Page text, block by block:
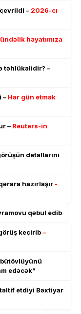
– 2026-cı
həyatımıza
təhlükəlidir? –
– Hər gün etmək
– Reuters-in
detallarını
hazırlaşır -
qəbul edib
keçirib–
bütövlüyünü
edəcək”
etdiyi Bəxtiyar